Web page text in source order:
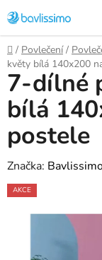
na
obsah
Domů
/ Povlečení /
květy bílá 140x200
7-dílné
bílá
postele
Značka:
AKCE